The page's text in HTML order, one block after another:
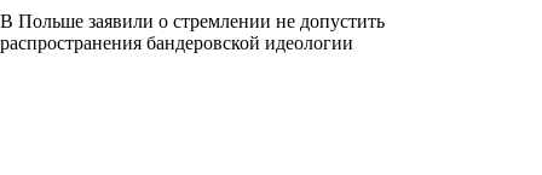
В Польше заявили о стремлении не допустить
распространения бандеровской идеологии